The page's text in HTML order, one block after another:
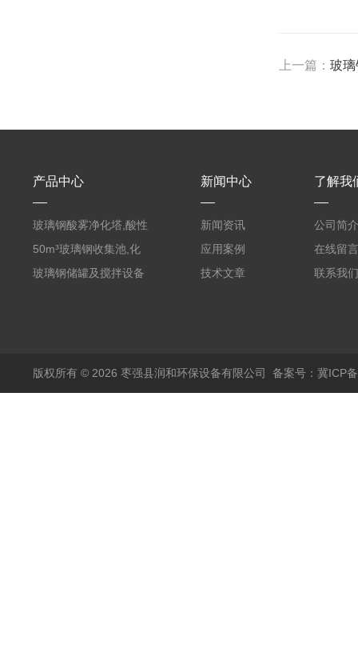
上一篇：玻
产品中心
玻璃钢酸雾净化塔,酸性
废气洗涤塔处理工艺
50m³玻璃钢收集池,化
粪罐
玻璃钢储罐及搅拌设备
新闻中心
新闻资讯
应用案例
技术文章
了解我
公司简介
在线留言
联系我们
版权所有 © 2026 枣强县润和环保设备有限公司 备案号：冀ICP